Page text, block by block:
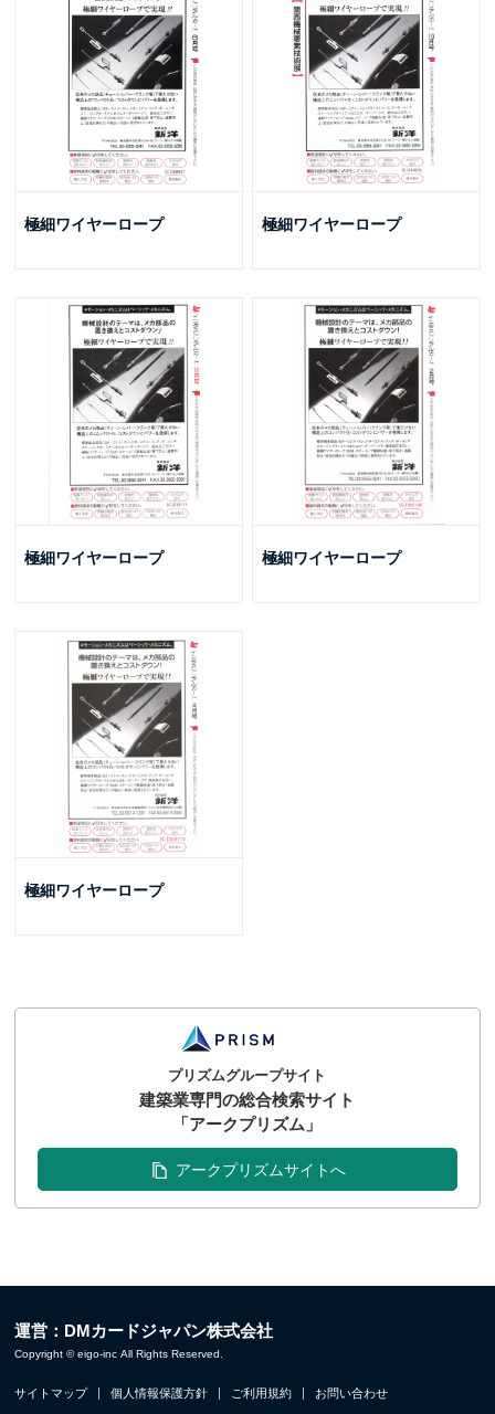
極細ワイヤーロープ 極細ワイヤーロープ
極細ワイヤーロープ 極細ワイヤーロープ
極細ワイヤーロープ
プリズムグループサイト
建築業専門の総合検索サイト
「アークプリズム」
アークプリズムサイトへ
運営：DMカードジャパン株式会社
Copyright © eigo-inc All Rights Reserved.
サイトマップ 個人情報保護方針 ご利用規約 お問い合わせ